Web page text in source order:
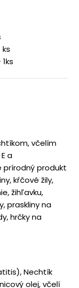
ks
včelím
a
prírodný produkt
kŕčové žily,
žihľavku,
praskliny na
hrčky na
Nechtík
olej, včelí